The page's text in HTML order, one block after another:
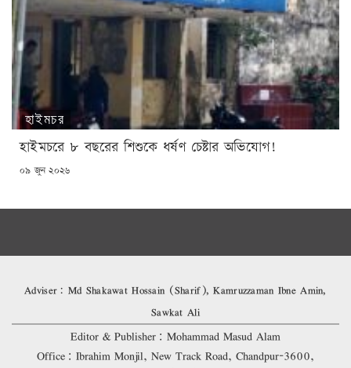
হাইমচর
হাইমচরে ৮ বছরের শিশুকে ধর্ষণ চেষ্টার অভিযোগ!
POSTED
০৯ জুন ২০২৬
Adviser: Md Shakawat Hossain (Sharif), Kamruzzaman Ibne Amin,
Sawkat Ali
Editor & Publisher: Mohammad Masud Alam
Office: Ibrahim Monjil, New Track Road, Chandpur-3600,